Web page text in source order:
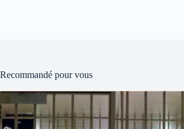
Recommandé pour vous